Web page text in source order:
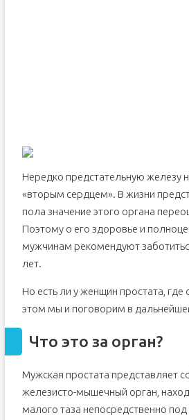
Нередко предстательную железу
«вторым сердцем». В жизни
пола значение этого органа
Поэтому о его здоровье и
мужчинам рекомендуют
лет.
Но есть ли у женщин простата, где
этом мы и поговорим в
Что это за орган?
Мужская простата представляет
железисто-мышечный орган,
малого таза непосредственно